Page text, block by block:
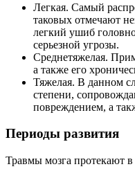
Легкая. Самый
таковых отмечают
легкий ушиб
серьезной угрозы.
Среднетяжелая.
а также его
Тяжелая. В данном
степени,
повреждением, а
Периоды развития
Травмы мозга протекают в